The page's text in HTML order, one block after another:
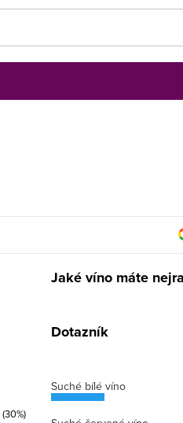
(30%)
Jaké víno máte
Dotazník
Suché bílé víno